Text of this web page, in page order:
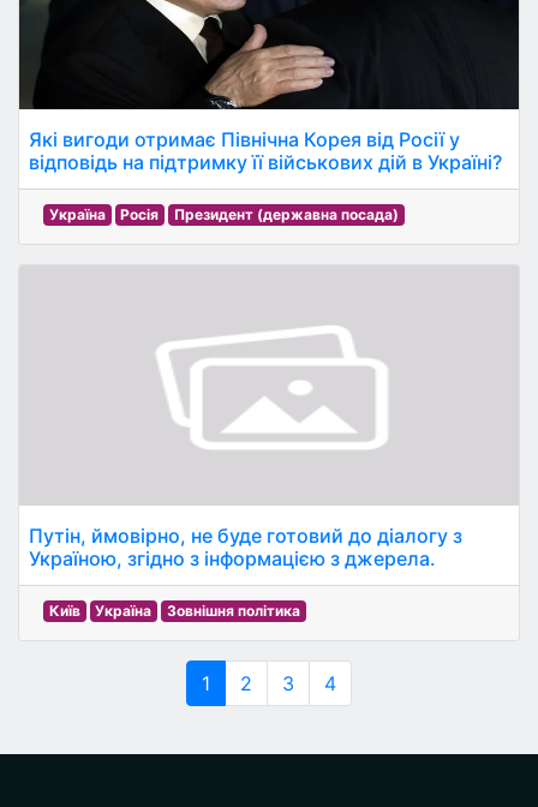
Які вигоди отримає Північна Корея від Росії у
відповідь на підтримку її військових дій в Україні?
Україна Росія Президент (державна посада)
Путін, ймовірно, не буде готовий до діалогу з
Україною, згідно з інформацією з джерела.
Київ Україна Зовнішня політика
1 2 3 4